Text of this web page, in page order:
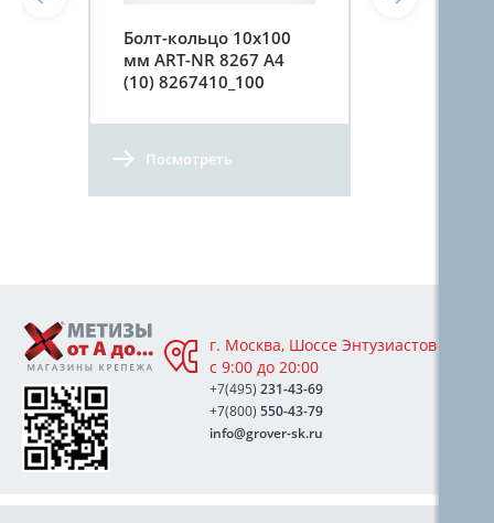
Болт-кольцо 10х100
мм ART-NR 8267 A4
(10) 8267410_100
Посмотреть
г. Москва, Шоссе Энтузиастов 76А,
с 9:00 до 20:00
+7(495) 231-43-69
+7(800) 550-43-79
info@grover-sk.ru